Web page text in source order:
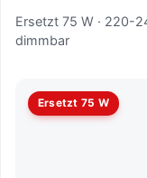
Ersetzt 75 W · 220-
dimmbar
Ersetzt 75 W